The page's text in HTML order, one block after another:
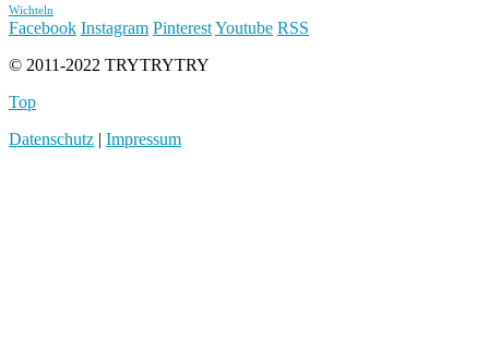
Wichteln
Facebook Instagram PinterestYoutube RSS
© 2011-2022 TRYTRYTRY
Top
Datenschutz | Impressum